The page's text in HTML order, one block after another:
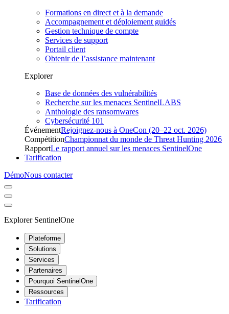
Formations en direct et à la demande
Accompagnement et déploiement guidés
Gestion technique de compte
Services de support
Portail client
Obtenir de l’assistance maintenant
Explorer
Base de données des vulnérabilités
Recherche sur les menaces SentinelLABS
Anthologie des ransomwares
Cybersécurité 101
ÉvénementRejoignez-nous à OneCon (20–22 oct. 2026)
CompétitionChampionnat du monde de Threat Hunting 2026
RapportLe rapport annuel sur les menaces SentinelOne
Tarification
DémoNous contacter
Explorer SentinelOne
Plateforme
Solutions
Services
Partenaires
Pourquoi SentinelOne
Ressources
Tarification